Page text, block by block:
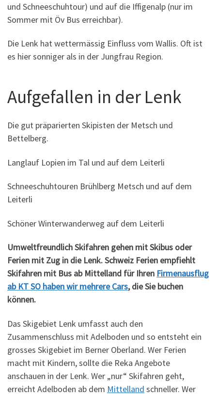
und Schneeschuhtour) und auf die Iffigenalp (nur im
Sommer mit Öv Bus erreichbar).
Die Lenk hat wettermässig Einfluss vom Wallis. Oft ist
es hier sonniger als in der Jungfrau Region.
Aufgefallen in der Lenk
Die gut präparierten Skipisten der Metsch und
Bettelberg.
Langlauf Lopien im Tal und auf dem Leiterli
Schneeschuhtouren Brühlberg Metsch und auf dem
Leiterli
Schöner Winterwanderweg auf dem Leiterli
Umweltfreundlich Skifahren gehen mit Skibus oder
Ferien mit Zug in die Lenk.Schweiz Ferien empfiehlt
Skifahren mit Bus ab Mittelland für Ihren Firmenausflug
ab KT SO haben wir mehrere Cars, die Sie buchen
können.
Das Skigebiet Lenk umfasst auch den
Zusammenschluss mit Adelboden und so entsteht ein
grosses Skigebiet im Berner Oberland. Wer Ferien
macht mit Kindern, sollte die Reka Angebote
anschauen in der Lenk. Wer „nur“ Skifahren geht,
erreicht Adelboden ab dem Mittelland schneller. Wer